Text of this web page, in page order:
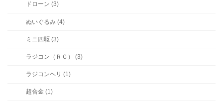
ドローン (3)
ぬいぐるみ (4)
ミニ四駆 (3)
ラジコン（ＲＣ） (3)
ラジコンヘリ (1)
超合金 (1)